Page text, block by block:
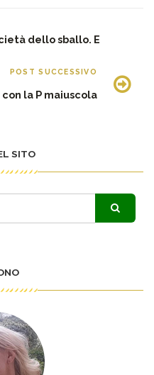
dello sballo. E
POST SUCCESSIVO
la P maiuscola
SITO